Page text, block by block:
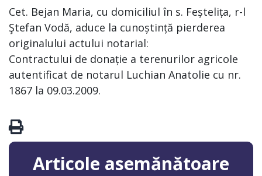
Cet. Bejan Maria, cu domiciliul în s. Feștelița, r-l
Ştefan Vodă, aduce la cunoștință pierderea
originalului actului notarial:
Contractului de donație a terenurilor agricole
autentificat de notarul Luchian Anatolie cu nr.
1867 la 09.03.2009.
Articole asemănătoare